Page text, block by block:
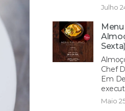
Julho
Sexta)
Chef
Em
Maio